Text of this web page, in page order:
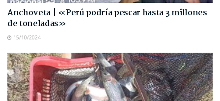
Anchoveta | «Perú podría pescar hasta 3 millones
de toneladas»
15/10/2024